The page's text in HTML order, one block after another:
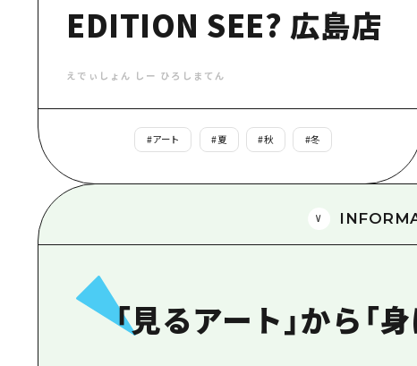
EDITION SEE? 広島店
えでぃしょん しー ひろしまてん
#アート #夏 #秋 #冬
「見るアート」から「